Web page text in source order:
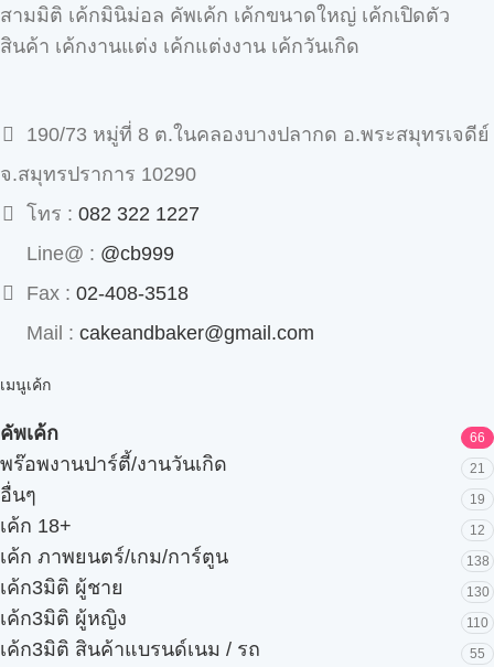
สามมิติ เค้กมินิม่อล คัพเค้ก เค้กขนาดใหญ่ เค้กเปิดตัว
สินค้า เค้กงานแต่ง เค้กแต่งงาน เค้กวันเกิด
190/73 หมู่ที่ 8 ต.ในคลองบางปลากด อ.พระสมุทรเจดีย์
จ.สมุทรปราการ 10290
โทร : 082 322 1227
Line@ : @cb999
Fax : 02-408-3518
Mail : cakeandbaker@gmail.com
เมนูเค้ก
คัพเค้ก 66
พร๊อพงานปาร์ตี้/งานวันเกิด 21
อื่นๆ 19
เค้ก 18+ 12
เค้ก ภาพยนตร์/เกม/การ์ตูน 138
เค้ก3มิติ ผู้ชาย 130
เค้ก3มิติ ผู้หญิง 110
เค้ก3มิติ สินค้าแบรนด์เนม / รถ 55